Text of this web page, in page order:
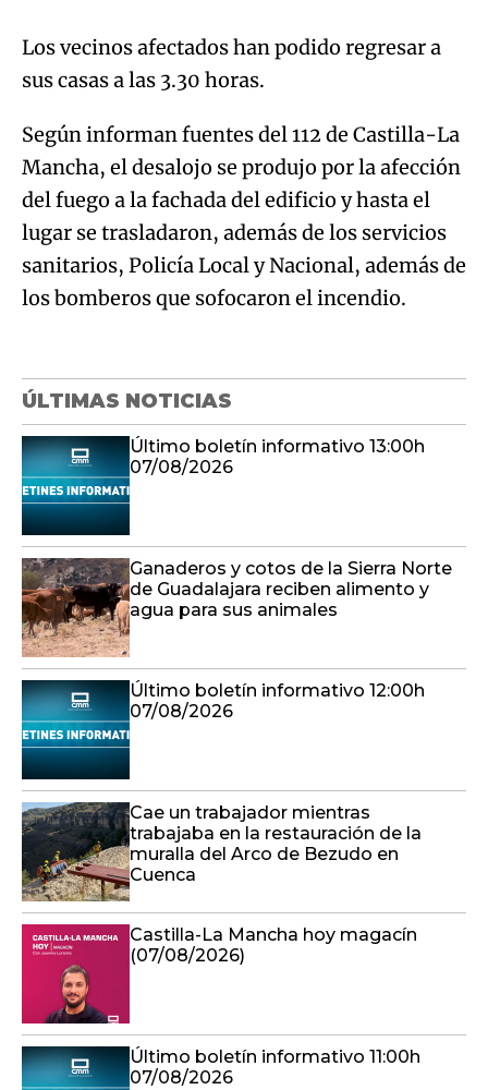
Try again
Los vecinos afectados han podido regresar a
sus casas a las 3.30 horas.
Según informan fuentes del 112 de Castilla-La
Mancha, el desalojo se produjo por la afección
del fuego a la fachada del edificio y hasta el
lugar se trasladaron, además de los servicios
sanitarios, Policía Local y Nacional, además de
los bomberos que sofocaron el incendio.
ÚLTIMAS NOTICIAS
Último boletín informativo 13:00h
07/08/2026
Ganaderos y cotos de la Sierra Norte
de Guadalajara reciben alimento y
agua para sus animales
Último boletín informativo 12:00h
07/08/2026
Cae un trabajador mientras
trabajaba en la restauración de la
muralla del Arco de Bezudo en
Cuenca
Castilla-La Mancha hoy magacín
(07/08/2026)
Último boletín informativo 11:00h
07/08/2026